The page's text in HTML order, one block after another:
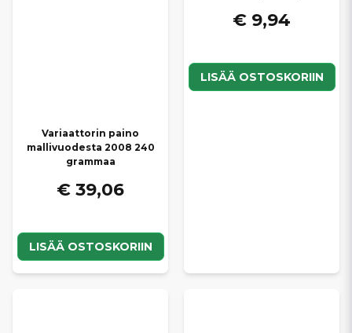
Variaattorin paino
mallivuodesta 2008 240
grammaa
€ 39,06
LISÄÄ OSTOSKORIIN
€ 9,94
LISÄÄ OSTOSKORIIN